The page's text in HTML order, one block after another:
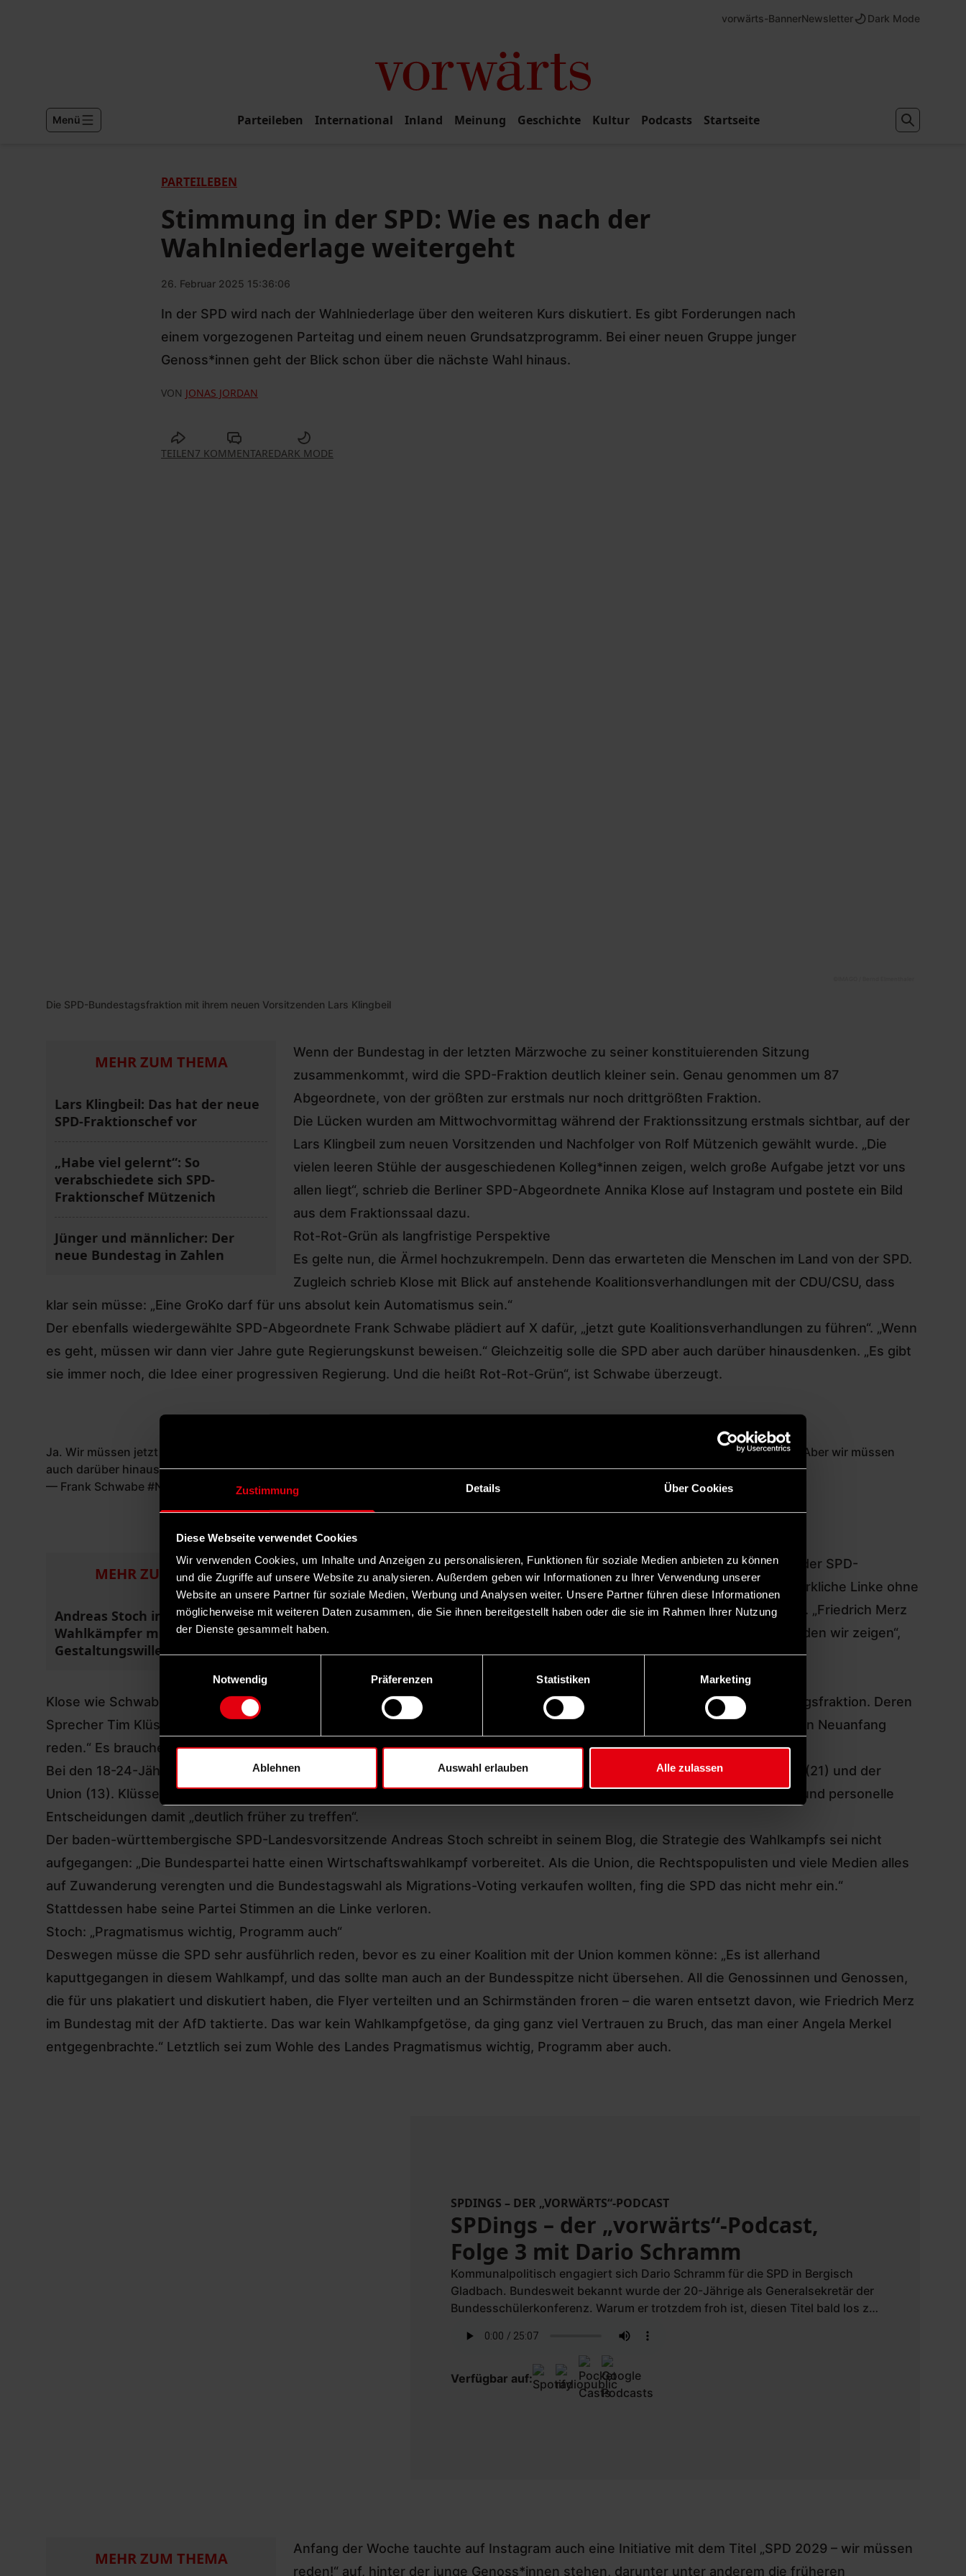
Zustimmung Details Über Cookies
Diese Webseite verwendet Cookies
Wir verwenden Cookies, um Inhalte und Anzeigen zu personalisieren, Funktionen für soziale Medien anbieten zu können
und die Zugriffe auf unsere Website zu analysieren. Außerdem geben wir Informationen zu Ihrer Verwendung unserer
Website an unsere Partner für soziale Medien, Werbung und Analysen weiter. Unsere Partner führen diese Informationen
möglicherweise mit weiteren Daten zusammen, die Sie ihnen bereitgestellt haben oder die sie im Rahmen Ihrer Nutzung
der Dienste gesammelt haben.
Notwendig
Präferenzen Statistiken Marketing
Ablehnen Auswahl erlauben Alle zulassen
vorwärts-BannerNewsletter Dark Mode
Menü Parteileben International Inland Meinung Geschichte Kultur Podcasts Startseite
PARTEILEBEN
Stimmung in der SPD: Wie es nach der
Wahlniederlage weitergeht
26. Februar 2025 15:36:06
In der SPD wird nach der Wahlniederlage über den weiteren Kurs diskutiert. Es gibt Forderungen nach
einem vorgezogenen Parteitag und einem neuen Grundsatzprogramm. Bei einer neuen Gruppe junger
Genoss*innen geht der Blick schon über die nächste Wahl hinaus.
VON JONAS JORDAN
TEILEN7 KOMMENTAREDARK MODE
Die SPD-Bundestagsfraktion mit ihrem neuen Vorsitzenden Lars Klingbeil
MEHR ZUM THEMA
Lars Klingbeil: Das hat der neue
SPD-Fraktionschef vor
„Habe viel gelernt“: So
verabschiedete sich SPD-
Fraktionschef Mützenich
Jünger und männlicher: Der
neue Bundestag in Zahlen
Wenn der Bundestag in der letzten Märzwoche zu seiner konstituierenden Sitzung
zusammenkommt, wird die SPD-Fraktion deutlich kleiner sein. Genau genommen um 87
Abgeordnete, von der größten zur erstmals nur noch drittgrößten Fraktion.
Die Lücken wurden am Mittwochvormittag während der Fraktionssitzung erstmals sichtbar, auf der
Lars Klingbeil zum neuen Vorsitzenden und Nachfolger von Rolf Mützenich gewählt wurde. „Die
vielen leeren Stühle der ausgeschiedenen Kolleg*innen zeigen, welch große Aufgabe jetzt vor uns
allen liegt“, schrieb die Berliner SPD-Abgeordnete Annika Klose auf Instagram und postete ein Bild
aus dem Fraktionssaal dazu.
Rot-Rot-Grün als langfristige Perspektive
Es gelte nun, die Ärmel hochzukrempeln. Denn das erwarteten die Menschen im Land von der SPD.
Zugleich schrieb Klose mit Blick auf anstehende Koalitionsverhandlungen mit der CDU/CSU, dass
klar sein müsse: „Eine GroKo darf für uns absolut kein Automatismus sein.“
Der ebenfalls wiedergewählte SPD-Abgeordnete Frank Schwabe plädiert auf X dafür, „jetzt gute Koalitionsverhandlungen zu führen“. „Wenn
es geht, müssen wir dann vier Jahre gute Regierungskunst beweisen.“ Gleichzeitig solle die SPD aber auch darüber hinausdenken. „Es gibt
sie immer noch, die Idee einer progressiven Regierung. Und die heißt Rot-Rot-Grün“, ist Schwabe überzeugt.
Ja. Wir müssen jetzt gute Koalitionsverhandlungen führen und, wenn es geht, müssen wir dann 4 Jahre gute Regierungskunst beweisen. Aber wir müssen
auch darüber hinausdenken. Es gibt sie immer noch, die Idee einer progressiven Regierung. Und die heißt RotRotGrün,#r2g.
— Frank Schwabe #Nahidisfree (@FrankSchwabe)
MEHR ZUM THEMA
Andreas Stoch im Porträt:
Wahlkämpfer mit Kante und
Gestaltungswille
Um einem solchen Bündnis den Weg zu bereiten, wurde 2004 die „Denkfabrik“ in der SPD-
Bundestagsfraktion gegründet. Nachdem die Partei „Die Linke“ nun wieder eine wirkliche Linke ohne
populistische Rechte sei, gehe das alles besser als vorher, ist Schwabe überzeugt. „Friedrich Merz
hat unrecht mit seinem Abgesang auf progressive Kräfte in Deutschland. Das werden wir zeigen“,
schreibt der SPD-Abgeordnete.
Junge Menschen besser ansprechen
Klose wie Schwabe sind Mitglieder der Parlamentarischen Linken, einer der drei Strömungen innerhalb der SPD-Bundestagsfraktion. Deren
Sprecher Tim Klüssendorf fordert
im Interview mit der „taz“
: „Wir müssen ernsthaft über einen personellen und inhaltlichen Neuanfang
reden.“ Es brauche eine Neuausrichtung der Partei, vor allem eine viel jüngere Ansprache.
Bei den 18-24-Jährigen erzielte die SPD lediglich elf Prozent der Stimmen und blieb damit deutlich hinter Linken (26), AfD (21) und der
Union (13). Klüssendorf plädiert außerdem dafür, den für Ende des Jahres geplanten ordentlichen Parteitag vorzuziehen und personelle
Entscheidungen damit „deutlich früher zu treffen“.
Der baden-württembergische SPD-Landesvorsitzende Andreas Stoch schreibt in seinem Blog, die Strategie des Wahlkampfs sei nicht
aufgegangen: „Die Bundespartei hatte einen Wirtschaftswahlkampf vorbereitet. Als die Union, die Rechtspopulisten und viele Medien alles
auf Zuwanderung verengten und die Bundestagswahl als Migrations-Voting verkaufen wollten, fing die SPD das nicht mehr ein.“
Stattdessen habe seine Partei Stimmen an die Linke verloren.
Stoch: „Pragmatismus wichtig, Programm auch“
Deswegen müsse die SPD sehr ausführlich reden, bevor es zu einer Koalition mit der Union kommen könne: „Es ist allerhand
kaputtgegangen in diesem Wahlkampf, und das sollte man auch an der Bundesspitze nicht übersehen. All die Genossinnen und Genossen,
die für uns plakatiert und diskutiert haben, die Flyer verteilten und an Schirmständen froren – die waren entsetzt davon, wie Friedrich Merz
im Bundestag mit der AfD taktierte. Das war kein Wahlkampfgetöse, da ging ganz viel Vertrauen zu Bruch, das man einer Angela Merkel
entgegenbrachte.“ Letztlich sei zum Wohle des Landes Pragmatismus wichtig, Programm aber auch.
SPDINGS – DER „VORWÄRTS“-PODCAST
SPDings – der „vorwärts“-Podcast,
Folge 3 mit Dario Schramm
Kommunalpolitisch engagiert sich Dario Schramm für die SPD in Bergisch
Gladbach. Bundesweit bekannt wurde der 20-Jährige als Generalsekretär der
Bundesschülerkonferenz. Warum er trotzdem froh ist, diesen Titel bald los zu
Verfügbar auf:
MEHR ZUM THEMA
Anfang der Woche tauchte auf Instagram auch eine Initiative mit dem Titel „SPD 2029 – wir müssen
reden!“ auf, hinter der junge Genoss*innen stehen, darunter unter anderem die früheren